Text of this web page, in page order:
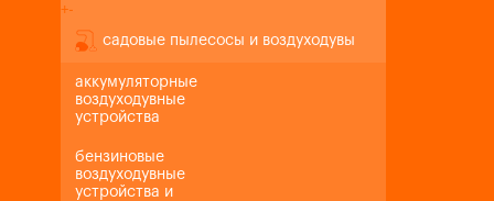
+-
садовые пылесосы и воздуходувы
аккумуляторные
воздуходувные
устройства
бензиновые
воздуходувные
устройства и